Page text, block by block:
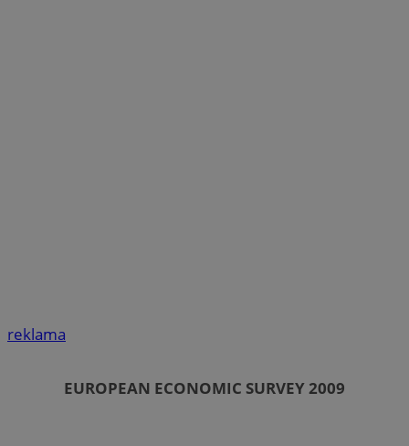
reklama
EUROPEAN ECONOMIC SURVEY 2009